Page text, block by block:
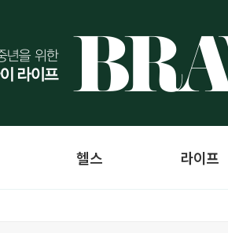
헬스 라이프